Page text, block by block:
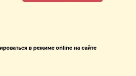
в режиме online на сайте